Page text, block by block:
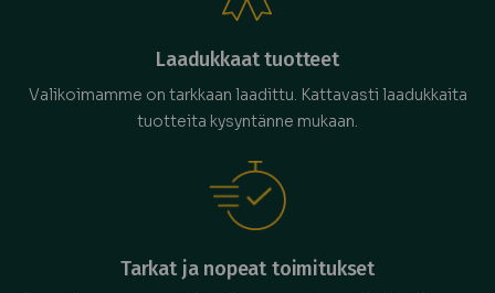
Laadukkaat tuotteet
Valikoimamme on tarkkaan laadittu. Kattavasti laadukkaita
tuotteita kysyntänne mukaan.
Tarkat ja nopeat toimitukset